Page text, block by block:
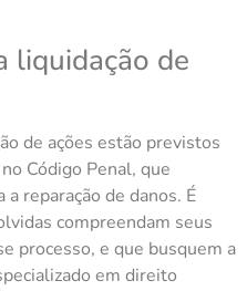
liquidação de
de ações estão previstos
Código Penal, que
reparação de danos. É
compreendam seus
processo, e que busquem a
em direito